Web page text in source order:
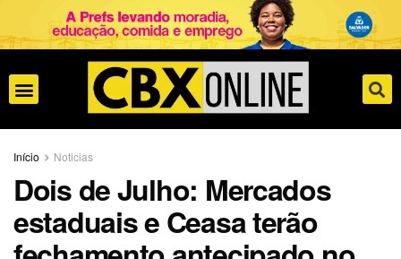
Início Noticias
Dois de Julho: Mercados
estaduais e Ceasa terão